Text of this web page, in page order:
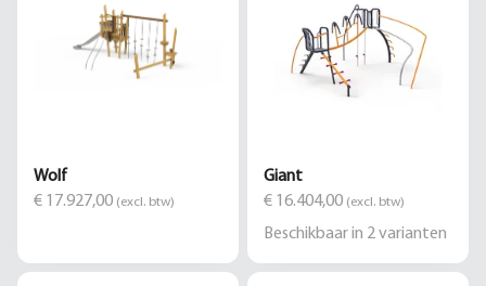
Wolf
€ 17.927,00 (excl. btw)
Giant
€ 16.404,00 (excl. btw)
Beschikbaar in 2varianten